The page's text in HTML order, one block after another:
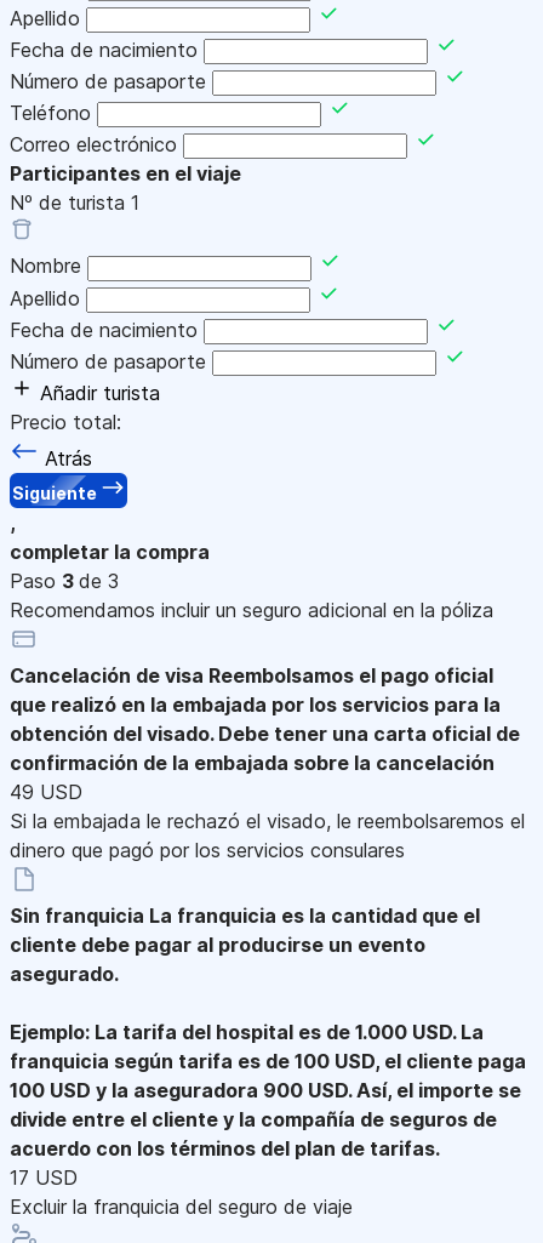
Apellido
Fecha de nacimiento
Número de pasaporte
Teléfono
Correo electrónico
Participantes en el viaje
Nº de turista 1
Nombre
Apellido
Fecha de nacimiento
Número de pasaporte
Añadir turista
Precio total:
Atrás
Siguiente
,
completar la compra
Paso 3 de 3
Recomendamos incluir un seguro adicional en la póliza
Cancelación de visa Reembolsamos el pago oficial
que realizó en la embajada por los servicios para la
obtención del visado. Debe tener una carta oficial de
confirmación de la embajada sobre la cancelación
49 USD
Si la embajada le rechazó el visado, le reembolsaremos el
dinero que pagó por los servicios consulares
Sin franquicia La franquicia es la cantidad que el
cliente debe pagar al producirse un evento
asegurado.
Ejemplo: La tarifa del hospital es de 1.000 USD. La
franquicia según tarifa es de 100 USD, el cliente paga
100 USD y la aseguradora 900 USD. Así, el importe se
divide entre el cliente y la compañía de seguros de
acuerdo con los términos del plan de tarifas.
17 USD
Excluir la franquicia del seguro de viaje